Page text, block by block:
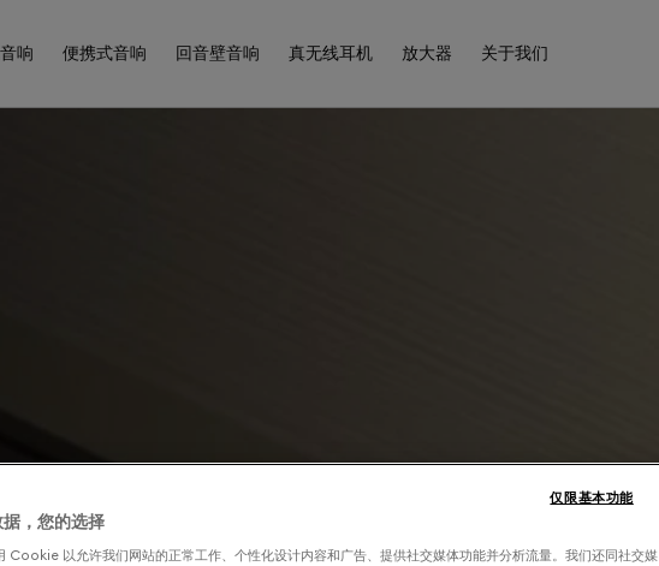
响 便携式音响 回音壁音响 真无线耳机 放大器 关于我们
，您的选择
Cookie 以允许我们网站的正常工作、个性化设计内容和广告、提供社交媒体功能并分析流量。我们还同社交媒
仅限基本功能